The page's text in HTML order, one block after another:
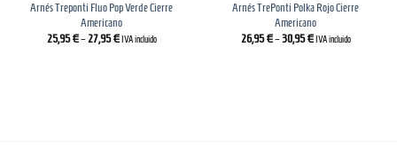
Arnés Treponti Fluo Pop Verde Cierre
Americano
25,95€–27,95€ IVA incluido
Arnés TrePonti Polka Rojo Cierre
Americano
26,95€–30,95€ IVA incluido